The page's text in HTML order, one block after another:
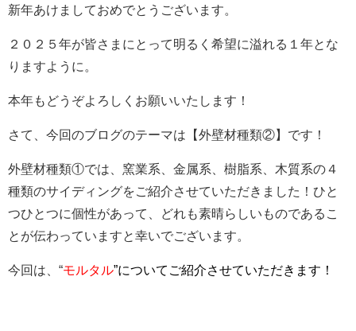
新年あけましておめでとうございます。
２０２５年が皆さまにとって明るく希望に溢れる１年とな
りますように。
本年もどうぞよろしくお願いいたします！
さて、今回のブログのテーマは【外壁材種類②】です！
外壁材種類①では、窯業系、金属系、樹脂系、木質系の４
種類のサイディングをご紹介させていただきました！ひと
つひとつに個性があって、どれも素晴らしいものであるこ
とが伝わっていますと幸いでございます。
今回は、“モルタル”についてご紹介させていただきます！